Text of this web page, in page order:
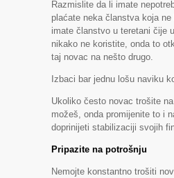
Razmislite da li imate
plaćate neka članstva koja
imate članstvo u teretani čije
nikako ne koristite, onda to
taj novac na nešto drugo.
Izbaci bar jednu lošu naviku
Ukoliko često novac trošite
možeš, onda promijenite to i
doprinijeti stabilizaciji svojih
Pripazite na potrošnju
Nemojte konstantno trošiti